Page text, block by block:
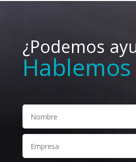
¿Podemos
Hablemos